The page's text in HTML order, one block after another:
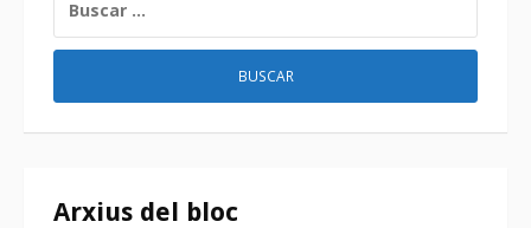
Arxius del bloc